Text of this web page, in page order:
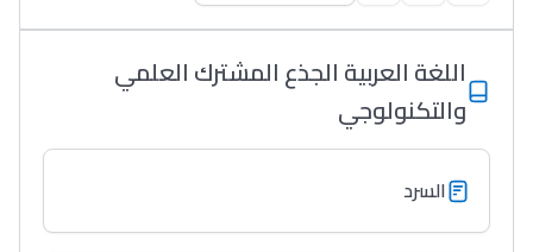
Lycée Maroc
Collège au Maroc
Post-Bac
اللغة العربية الجذع المشترك العلمي
والتكنولوجي
السرد